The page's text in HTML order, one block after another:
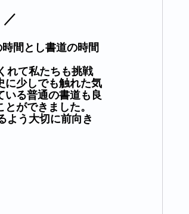
に少しでも触れた気
いる普通の書道も良
ができました。